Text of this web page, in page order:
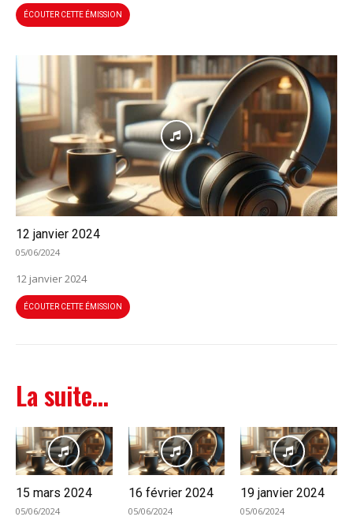
ÉCOUTER CETTE ÉMISSION
12 janvier 2024
05/06/2024
12 janvier 2024
ÉCOUTER CETTE ÉMISSION
La suite...
15 mars 2024
05/06/2024
16 février 2024
05/06/2024
19 janvier 2024
05/06/2024